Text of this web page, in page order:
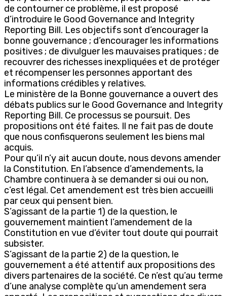
de contourner ce problème, il est proposé
d’introduire le Good Governance and Integrity
Reporting Bill. Les objectifs sont d’encourager la
bonne gouvernance ; d’encourager les informations
positives ; de divulguer les mauvaises pratiques ; de
recouvrer des richesses inexpliquées et de protéger
et récompenser les personnes apportant des
informations crédibles y relatives.
Le ministère de la Bonne gouvernance a ouvert des
débats publics sur le Good Governance and Integrity
Reporting Bill. Ce processus se poursuit. Des
propositions ont été faites. Il ne fait pas de doute
que nous confisquerons seulement les biens mal
acquis.
Pour qu’il n’y ait aucun doute, nous devons amender
la Constitution. En l’absence d’amendements, la
Chambre continuera à se demander si oui ou non,
c’est légal. Cet amendement est très bien accueilli
par ceux qui pensent bien.
S’agissant de la partie 1) de la question, le
gouvernement maintient l’amendement de la
Constitution en vue d’éviter tout doute qui pourrait
subsister.
S’agissant de la partie 2) de la question, le
gouvernement a été attentif aux propositions des
divers partenaires de la société. Ce n’est qu’au terme
d’une analyse complète qu’un amendement sera